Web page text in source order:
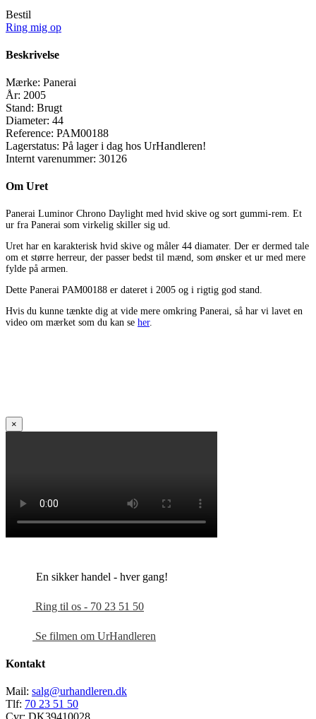
Bestil
Ring mig op
Beskrivelse
Mærke: Panerai
År: 2005
Stand: Brugt
Diameter: 44
Reference: PAM00188
Lagerstatus: På lager i dag hos UrHandleren!
Internt varenummer: 30126
Om Uret
Panerai Luminor Chrono Daylight med hvid skive og sort gummi-rem. Et
ur fra Panerai som virkelig skiller sig ud.
Uret har en karakterisk hvid skive og måler 44 diamater. Der er dermed tale
om et større herreur, der passer bedst til mænd, som ønsker et ur med mere
fylde på armen.
Dette Panerai PAM00188 er dateret i 2005 og i rigtig god stand.
Hvis du kunne tænkte dig at vide mere omkring Panerai, så har vi lavet en
video om mærket som du kan se her.
×
En sikker handel - hver gang!
Ring til os - 70 23 51 50
Se filmen om UrHandleren
Kontakt
Mail: salg@urhandleren.dk
Tlf: 70 23 51 50